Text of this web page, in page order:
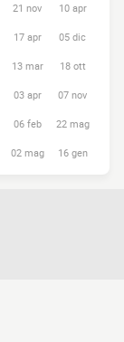
21 nov 10 apr
17 apr 05 dic
13 mar 18 ott
03 apr 07 nov
06 feb 22 mag
02 mag 16 gen